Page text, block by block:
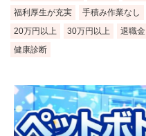
福利厚生が充実
手積み作業なし
20万円以上
30万円以上 退職金
健康診断